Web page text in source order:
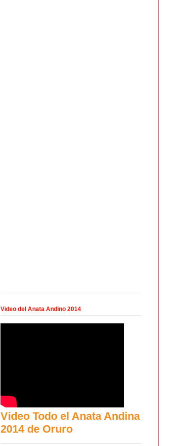
Video del Anata Andino 2014
Video Todo el Anata Andina
2014 de Oruro